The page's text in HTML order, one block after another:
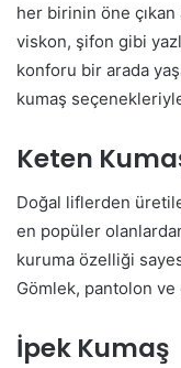
her birinin öne çıkan
viskon, şifon gibi
konforu bir arada
kumaş
Keten
Doğal liflerden
en popüler
kuruma özelliği
Gömlek, pantolon ve
İpek Kumaş